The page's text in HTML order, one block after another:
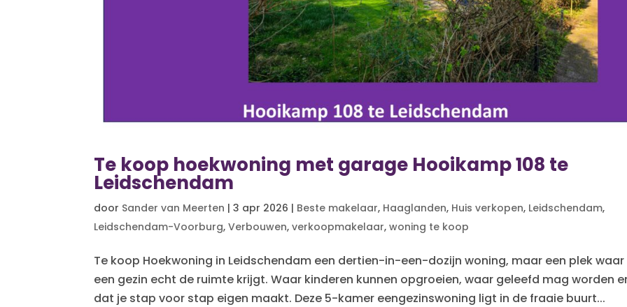
Te koop hoekwoning met garage Hooikamp 108 te
Leidschendam
door Sander van Meerten |3 apr 2026 | Beste makelaar, Haaglanden, Huis verkopen, Leidschendam,
Leidschendam-Voorburg,Verbouwen,verkoopmakelaar,woning te koop
Te koop Hoekwoning in Leidschendam een dertien-in-een-dozijn woning, maar een plek waar
een gezin echt de ruimte krijgt. Waar kinderen kunnen opgroeien, waar geleefd mag worden
dat je stap voor stap eigen maakt. Deze 5-kamer eengezinswoning ligt in de fraaie buurt...